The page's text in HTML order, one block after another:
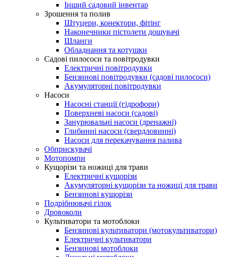
Інший садовий інвентар
Зрошення та полив
Штуцери, конектори, фітінг
Наконечники пістолети дощувачі
Шланги
Обладнання та котушки
Садові пилососи та повітродувки
Електричні повітродувки
Бензинові повітродувки (садові пилососи)
Акумуляторні повітродувки
Насоси
Насосні станції (гідрофори)
Поверхневі насоси (садові)
Занурювальні насоси (дренажні)
Глибинні насоси (свердловинні)
Насоси для перекачування палива
Обприскувачі
Мотопомпи
Кущорізи та ножиці для трави
Електричні кущорізи
Акумуляторні кущорізи та ножиці для трави
Бензинові кущорізи
Подрібнювачі гілок
Дровоколи
Культиватори та мотоблоки
Бензинові культиватори (мотокультиватори)
Електричні культиватори
Бензинові мотоблоки